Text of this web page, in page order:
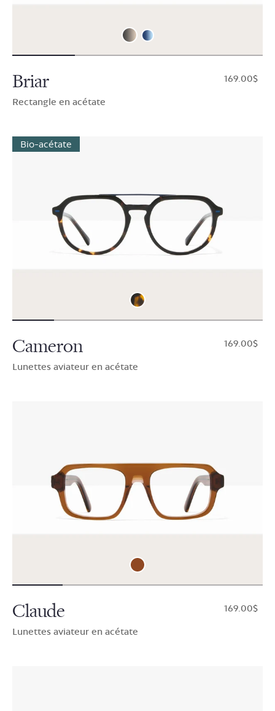
Briar
Rectangle en acétate
$169.00
Bio-acétate
Cameron
Lunettes aviateur en acétate
$169.00
Claude
Lunettes aviateur en acétate
$169.00